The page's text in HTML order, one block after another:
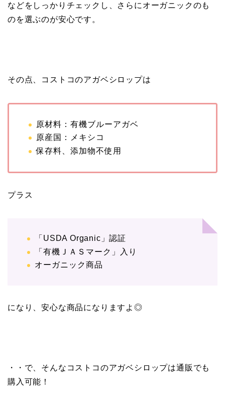
などをしっかりチェックし、さらにオーガニックのも
のを選ぶのが安心です。
その点、コストコのアガベシロップは
原材料：有機ブルーアガベ
原産国：メキシコ
保存料、添加物不使用
プラス
「 USDA Organic」認証
「有機ＪＡＳマーク」入り
オーガニック商品
になり、安心な商品になりますよ◎
・・で、そんなコストコのアガベシロップは通販でも
購入可能！